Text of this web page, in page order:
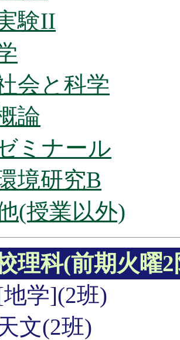
験II
会と科学
論
ミナール
境研究B
(授業以外)
理科(前期火曜
学](2班)
文(2班)